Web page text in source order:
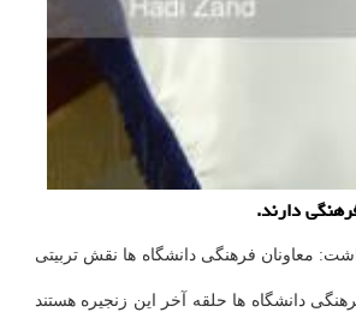
دارند.
معاونان فرهنگی دانشگاه ها نقش تربیتی
دانشگاه ها حلقه آخر این زنجیره هستند